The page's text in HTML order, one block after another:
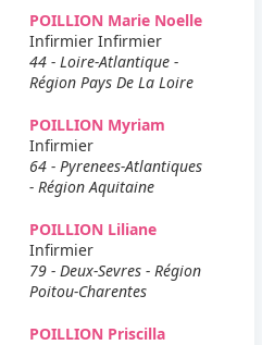
POILLION Marie Noelle
Infirmier Infirmier
44 - Loire-Atlantique -
Région Pays De La Loire
POILLION Myriam
Infirmier
64 - Pyrenees-Atlantiques
- Région Aquitaine
POILLION Liliane
Infirmier
79 - Deux-Sevres - Région
Poitou-Charentes
POILLION Priscilla